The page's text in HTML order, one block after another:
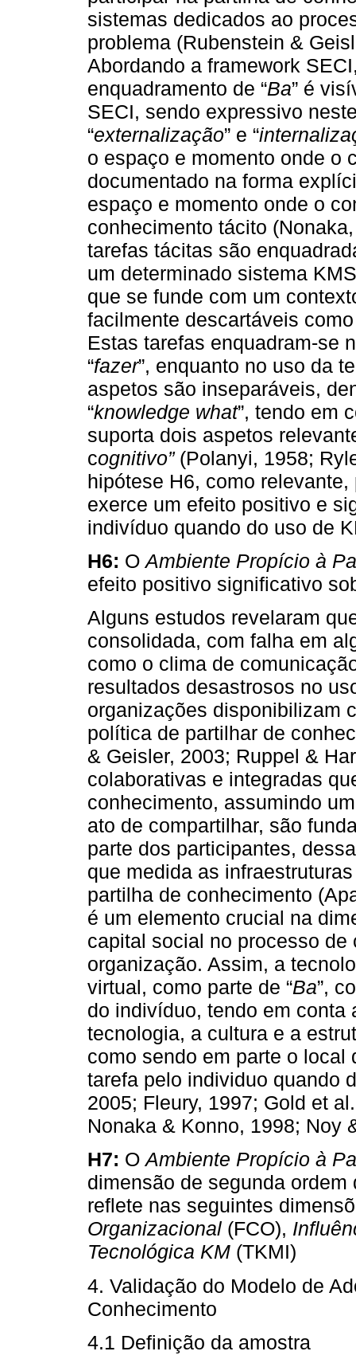
sistemas dedicados ao
problema (Rubenstein &
Abordando a framework
enquadramento de “Ba” é
SECI, sendo expressivo
“externalização” e “
o espaço e momento onde o
documentado na forma
espaço e momento onde o
conhecimento tácito
tarefas tácitas são
um determinado sistema
que se funde com um
facilmente descartáveis
Estas tarefas enquadram-se
“fazer”, enquanto no uso da
aspetos são inseparáveis,
“knowledge what”, tendo em
suporta dois aspetos
cognitivo”(Polanyi, 1958;
hipótese H6, como
exerce um efeito positivo e
indivíduo quando do uso de
H6: OAmbiente Propício à
efeito positivo significativo
Alguns estudos revelaram
consolidada, com falha em
como o clima de
resultados desastrosos no
organizações disponibilizam
política de partilhar de
& Geisler, 2003; Ruppel &
colaborativas e integradas
conhecimento, assumindo
ato de compartilhar, são
parte dos participantes,
que medida as
partilha de conhecimento
é um elemento crucial na
capital social no processo
organização. Assim, a
virtual, como parte de “Ba”,
do indivíduo, tendo em conta
tecnologia, a cultura e a
como sendo em parte o
tarefa pelo individuo quando
2005; Fleury, 1997; Gold et
Nonaka & Konno, 1998; Noy
H7: OAmbiente Propício à
dimensão de segunda
reflete nas seguintes
Organizacional (FCO),
Tecnológica KM (TKMI)
4. Validação do Modelo de
Conhecimento
4.1 Definição da amostra